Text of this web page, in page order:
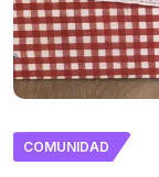
COMUNIDAD